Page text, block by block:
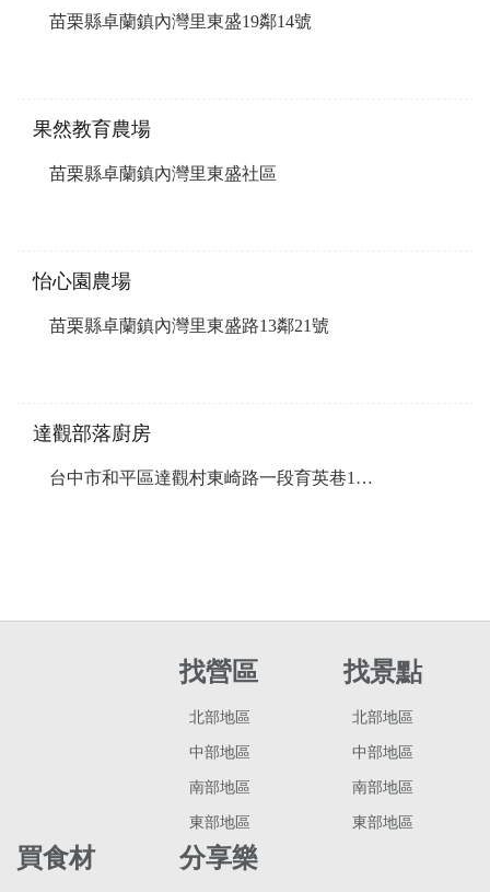
苗栗縣卓蘭鎮內灣里東盛19鄰14號
果然教育農場
苗栗縣卓蘭鎮內灣里東盛社區
怡心園農場
苗栗縣卓蘭鎮內灣里東盛路13鄰21號
達觀部落廚房
台中市和平區達觀村東崎路一段育英巷17-5號
找營區
北部地區
中部地區
南部地區
東部地區
找景點
北部地區
中部地區
南部地區
東部地區
買食材 分享樂